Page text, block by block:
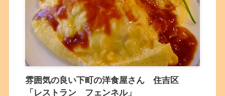
雰囲気の良い下町の洋食屋さん 住吉区
「レストラン フェンネル」